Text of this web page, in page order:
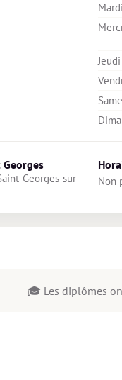
Georges-sur-
Non
🎓 Les diplômes